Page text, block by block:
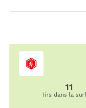
11
Tirs dans la